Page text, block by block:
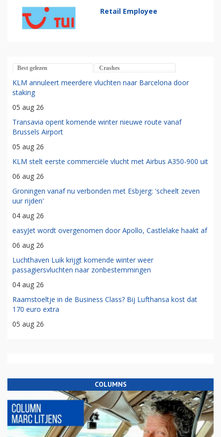
Retail Employee
Best gelezen Crashes
KLM annuleert meerdere vluchten naar Barcelona door
staking
05 aug 26
Transavia opent komende winter nieuwe route vanaf
Brussels Airport
05 aug 26
KLM stelt eerste commerciële vlucht met Airbus A350-900 uit
06 aug 26
Groningen vanaf nu verbonden met Esbjerg: 'scheelt zeven
uur rijden'
04 aug 26
easyJet wordt overgenomen door Apollo, Castlelake haakt af
06 aug 26
Luchthaven Luik krijgt komende winter weer
passagiersvluchten naar zonbestemmingen
04 aug 26
Raamstoeltje in de Business Class? Bij Lufthansa kost dat
170 euro extra
05 aug 26
COLUMNS